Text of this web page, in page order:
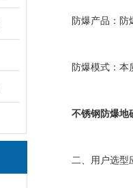
防爆产品：防爆
防爆模式：本质
不锈钢防爆地
二、用户选型